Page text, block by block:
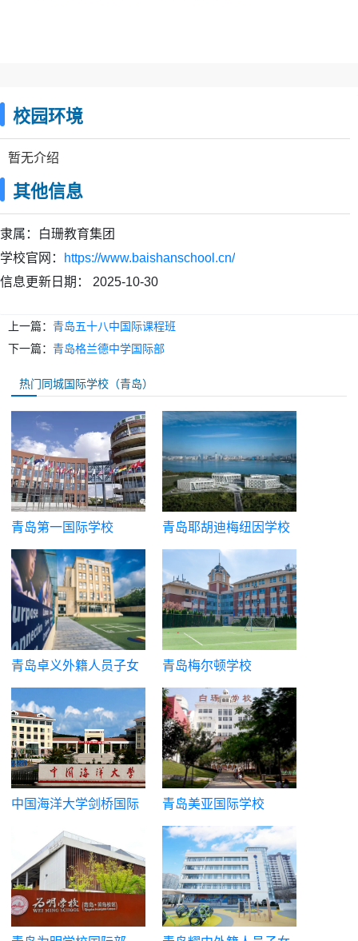
校园环境
暂无介绍
其他信息
隶属：
白珊教育集团
学校官网：
https://www.baishanschool.cn/
信息更新日期：
2025-10-30
上一篇： 青岛五十八中国际课程班
下一篇： 青岛格兰德中学国际部
热门同城国际学校（青岛）
青岛第一国际学校 青岛耶胡迪梅纽因学校
青岛卓义外籍人员子女
学校
青岛梅尔顿学校
中国海洋大学剑桥国际
青岛美亚国际学校